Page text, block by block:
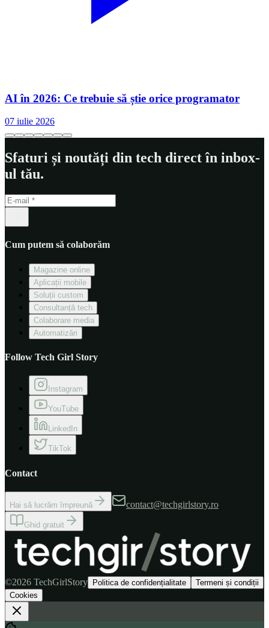
Mousepad SteelSeries QcK Heavy
Consolă Microsoft Xbox Series S
AI în 2026: Ce trebuie să știe orice programator
07 iulie 2026
Sfaturi și noutăți din tech direct în inbox-
ul tău.
Cum putem să colaborăm
Magazine online
Aplicații mobile
Soluții custom
Consultanță tech
Colaborare media
Automatizări
Follow Tech Girl Story
Instagram
YouTube
LinkedIn
TikTok
Contact
Hai să lucrăm împreună contact@techgirlstory.ro
Ghid gratuit
©2026 TechGirlStory Politica de confidențialitate
Termeni și condiții
Cookies